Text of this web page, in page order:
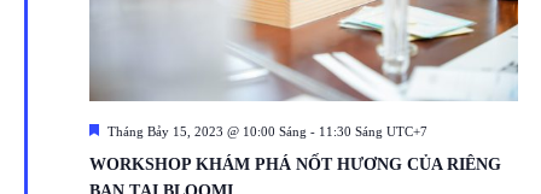
Featured
Tháng Bảy 15, 2023 @ 10:00 Sáng - 11:30 Sáng UTC+7
WORKSHOP KHÁM PHÁ NỐT HƯƠNG CỦA RIÊNG